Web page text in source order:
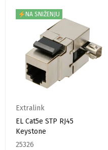
NA SNIŽENJU
Extralink
EL Cat5e STP RJ45
Keystone
25326